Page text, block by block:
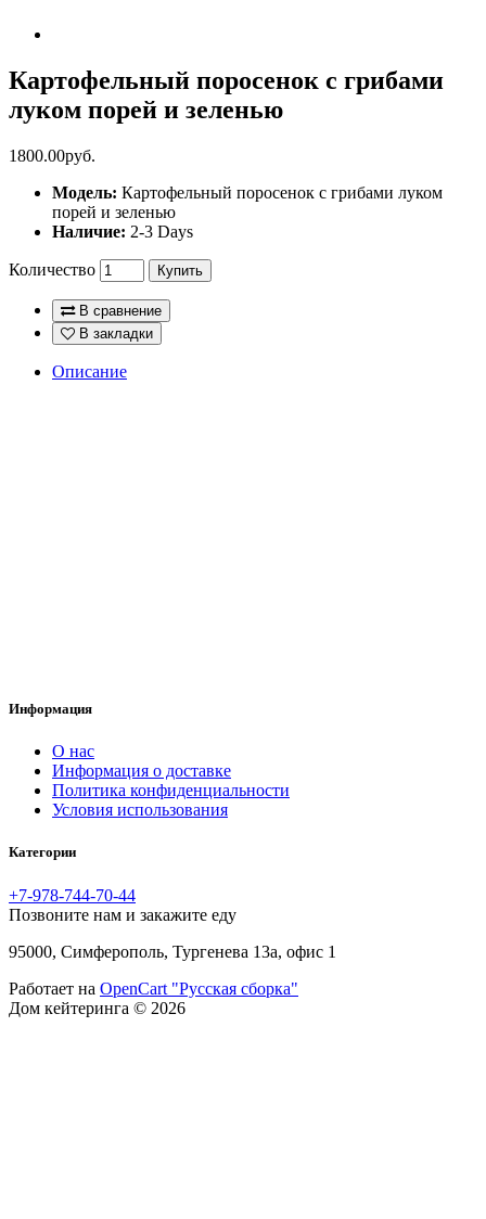
Картофельный поросенок с грибами
луком порей и зеленью
1800.00руб.
Модель: Картофельный поросенок с грибами луком
порей и зеленью
Наличие: 2-3 Days
Количество Купить
В сравнение
В закладки
Описание
Информация
O нас
Информация о доставке
Политика конфиденциальности
Условия использования
Категории
+7-978-744-70-44
Позвоните нам и закажите еду
95000, Симферополь, Тургенева 13а, офис 1
Работает на OpenCart "Русская сборка"
Дом кейтеринга © 2026